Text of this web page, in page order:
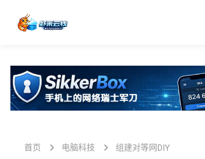
首页 电脑科技 组建对等网DIY